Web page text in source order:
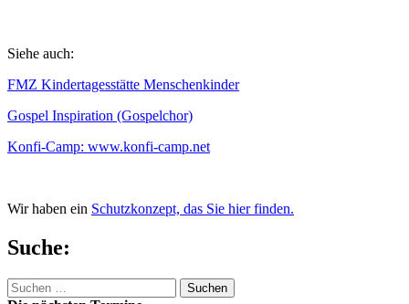
Siehe auch:
FMZ Kindertagesstätte Menschenkinder
Gospel Inspiration (Gospelchor)
Konfi-Camp: www.konfi-camp.net
Wir haben ein Schutzkonzept, das Sie hier finden.
Suche:
Suchen